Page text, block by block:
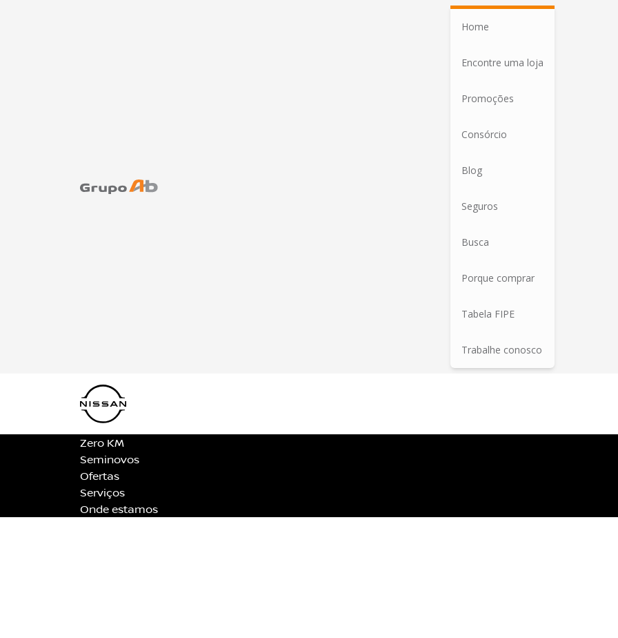
Home
Encontre uma loja
Promoções
Consórcio
Blog
Seguros
Busca
Porque comprar
Tabela FIPE
Trabalhe conosco
Zero KM
Seminovos
Ofertas
Serviços
Onde estamos